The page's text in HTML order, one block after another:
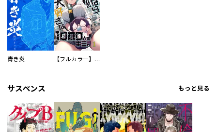
青き炎 【フルカラー】さよなら、私の大好きな１０００人のキミ。
サスペンス もっと見る